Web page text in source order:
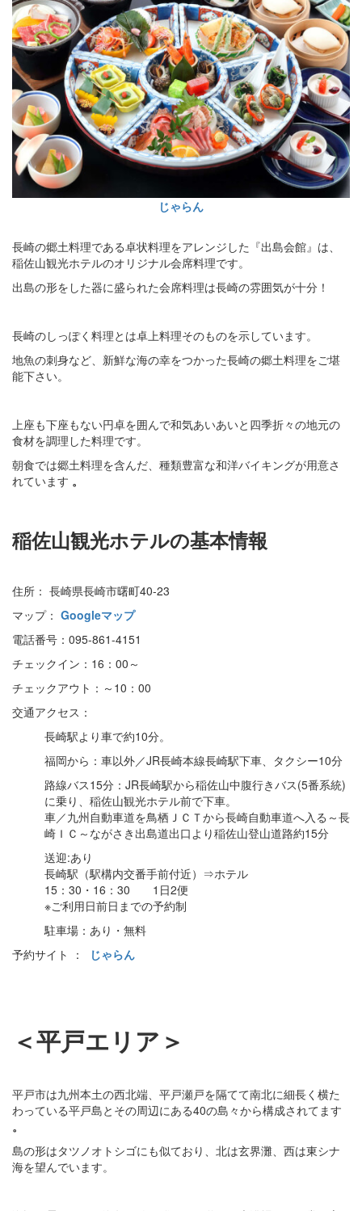
じゃらん
長崎の郷土料理である卓状料理をアレンジした『出島会館』は、
稲佐山観光ホテルのオリジナル会席料理です。
出島の形をした器に盛られた会席料理は長崎の雰囲気が十分！
長崎のしっぽく料理とは卓上料理そのものを示しています。
地魚の刺身など、新鮮な海の幸をつかった長崎の郷土料理をご堪
能下さい。
上座も下座もない円卓を囲んで和気あいあいと四季折々の地元の
食材を調理した料理です。
朝食では郷土料理を含んだ、種類豊富な和洋バイキングが用意さ
れています 。
稲佐山観光ホテルの基本情報
住所： 長崎県長崎市曙町40-23
マップ： Googleマップ
電話番号：095-861-4151
チェックイン：16：00～
チェックアウト：～10：00
交通アクセス：
長崎駅より車で約10分。
福岡から：車以外／JR長崎本線長崎駅下車、タクシー10分
路線バス15分：JR長崎駅から稲佐山中腹行きバス(5番系統)
に乗り、稲佐山観光ホテル前で下車。
車／九州自動車道を鳥栖ＪＣＴから長崎自動車道へ入る～長
崎ＩＣ～ながさき出島道出口より稲佐山登山道路約15分
送迎:あり
長崎駅（駅構内交番手前付近）⇒ホテル
15：30・16：30 1日2便
※ご利用日前日までの予約制
駐車場：あり・無料
予約サイト ：
じゃらん
＜平戸エリア＞
平戸市は九州本土の西北端、平戸瀬戸を隔てて南北に細長く横た
わっている平戸島とその周辺にある40の島々から構成されてます
。
島の形はタツノオトシゴにも似ており、北は玄界灘、西は東シナ
海を望んでいます。